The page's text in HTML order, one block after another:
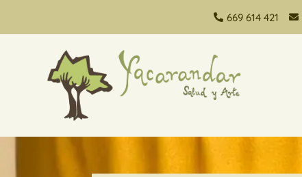
 669 614 421 